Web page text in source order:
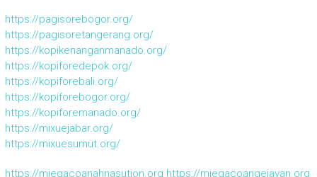
https://pagisorebogor.org/
https://pagisoretangerang.org/
https://kopikenanganmanado.org/
https://kopiforedepok.org/
https://kopiforebali.org/
https://kopiforebogor.org/
https://kopiforemanado.org/
https://mixuejabar.org/
https://mixuesumut.org/
https://miegacoanahnasution.org https://miegacoangejayan.org